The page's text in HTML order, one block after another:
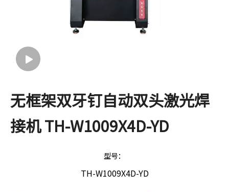
无框架双牙钉自动双头激光焊
接机 TH-W1009X4D-YD
型号：
TH-W1009X4D-YD